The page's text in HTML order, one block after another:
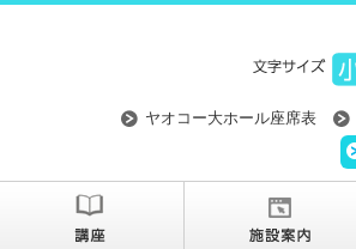
ヤオコー大ホール座席表